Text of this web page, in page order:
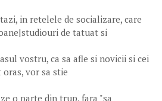
in retelele de socializare, care
de tatuat si
vostru, ca sa afle si novicii si cei
vor sa stie
o parte din trup, fara "sa